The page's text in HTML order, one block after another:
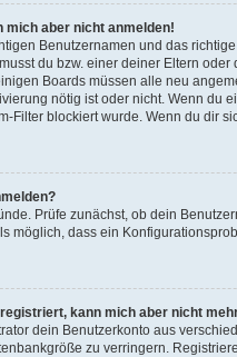
aber nicht anmelden!
Benutzernamen und das
du bzw. einer deiner Eltern
Boards müssen alle neu
nötig ist oder nicht. Wenn du
Filter blockiert wurde. Wenn du dir
Prüfe zunächst, ob dein
möglich, dass ein
kann mich aber nicht
dein Benutzerkonto aus
zu verringern.